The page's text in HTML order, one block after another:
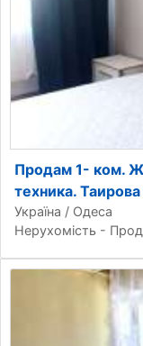
Продам 1- ком.
техника. Таирова
Україна / Одеса
Нерухомість -